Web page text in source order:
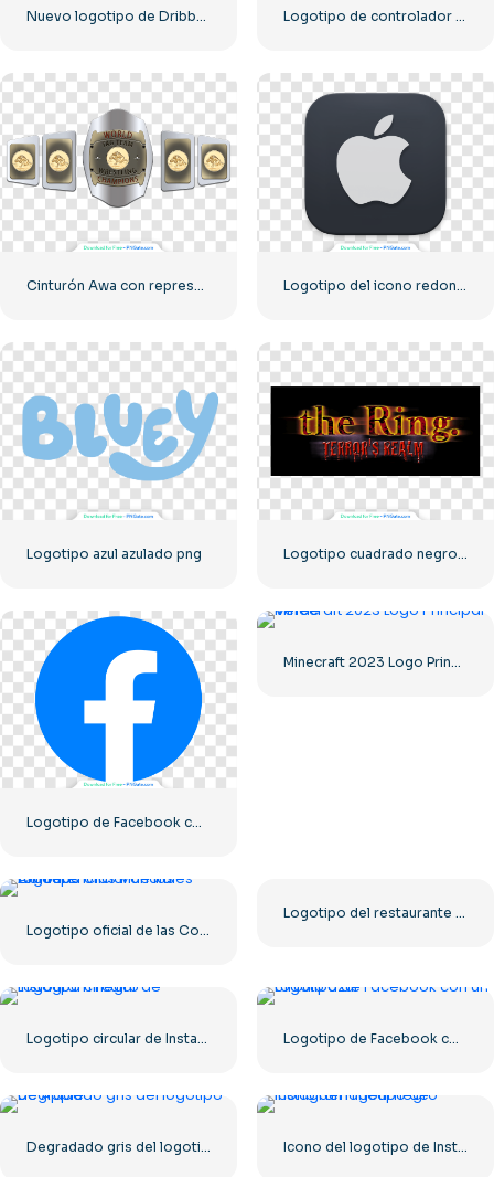
Nuevo logotipo de Dribbble 2023 Logotipo de controlador azul para el ícono de la aplicación Discord 2025: descarga PNG gratuita
Logotipo azul azulado png
Logotipo de Facebook con un círculo azul
Logotipo oficial de las Conferencias Mundiales Afiliadas
Logotipo del restaurante Greek Village Cafe – Descarga PNG gratuita
Logotipo circular de Instagram negro Logotipo de Facebook con un círculo azul
Degradado gris del logotipo de Apple Icono del logotipo de Instagram lineal negro